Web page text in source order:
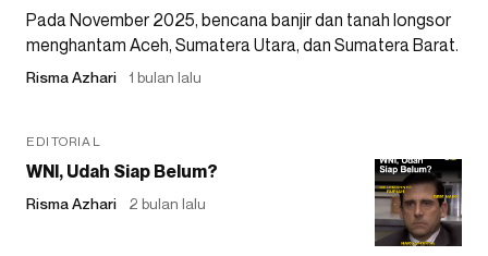
Pada November 2025, bencana banjir dan tanah longsor
menghantam Aceh, Sumatera Utara, dan Sumatera Barat.
Risma Azhari 1 bulan lalu
EDITORIAL
WNI, Udah Siap Belum?
Risma Azhari 2 bulan lalu